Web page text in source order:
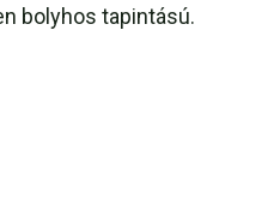
bolyhos tapintású.